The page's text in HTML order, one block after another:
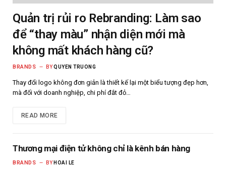
Quản trị rủi ro Rebranding: Làm sao
để “thay màu” nhận diện mới mà
không mất khách hàng cũ?
BRANDS BYQUYEN TRUONG
Thay đổi logo không đơn giản là thiết kế lại một biểu tượng đẹp hơn,
mà đối với doanh nghiệp, chi phí đắt đỏ…
READ MORE
Thương mại điện tử không chỉ là kênh bán hàng
BRANDS BY HOAI LE